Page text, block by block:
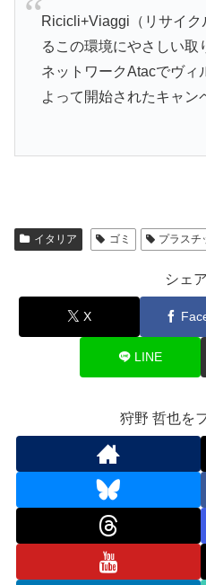
3,176 likes,
2019: "Ecco la
Ricicli+Viaggi（リサイ
るこの環境にやさしい取
ネットワークAtacでヴィ
よって開始されたキャン
イタリア ゴミ プラスチ
シェ
X
LINE
狩野 哲也を